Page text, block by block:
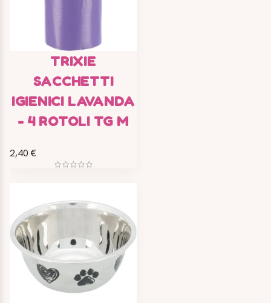
TRIXIE
SACCHETTI
IGIENICI LAVANDA
- 4 ROTOLI TG M
2,40 €